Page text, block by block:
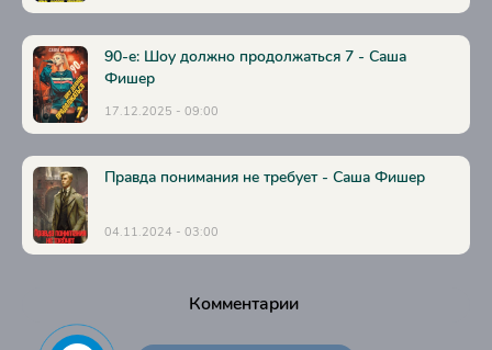
90-е: Шоу должно продолжаться 7 - Саша
Фишер
17.12.2025 - 09:00
Правда понимания не требует - Саша Фишер
04.11.2024 - 03:00
Комментарии